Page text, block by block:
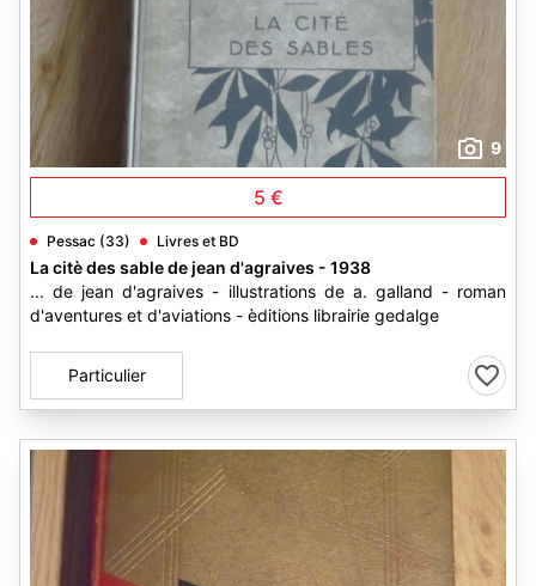
9
5 €
Pessac (33) Livres et BD
La citè des sable de jean d'agraives - 1938
... de jean d'agraives - illustrations de a. galland - roman
d'aventures et d'aviations - èditions librairie gedalge
Particulier